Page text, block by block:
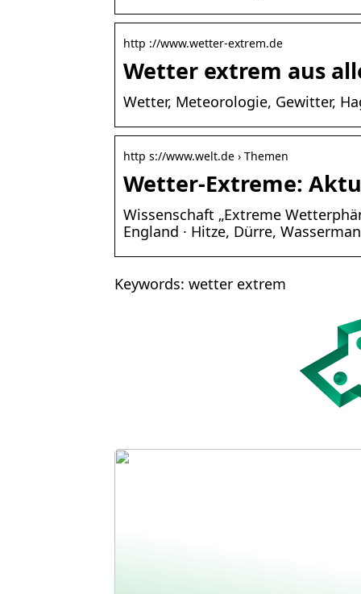
http ://www.wetter-extrem.de
Wetter extrem aus
Wetter, Meteorologie, Gewitter,
http s://www.welt.de › Themen
Wetter-Extreme:
Wissenschaft „Extreme
England · Hitze, Dürre,
Keywords: wetter extrem